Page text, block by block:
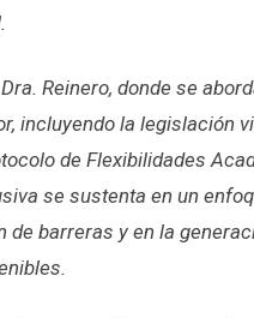
Reinero, donde se
incluyendo la legislación
de Flexibilidades
se sustenta en un
barreras y en la